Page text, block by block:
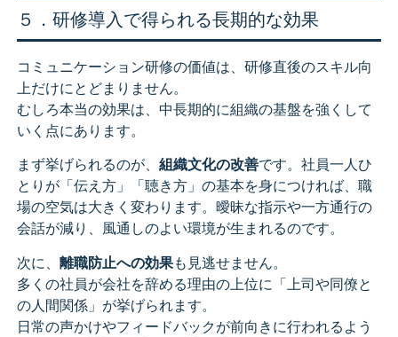
５．研修導入で得られる長期的な効果
コミュニケーション研修の価値は、研修直後のスキル向
上だけにとどまりません。
むしろ本当の効果は、中長期的に組織の基盤を強くして
いく点にあります。
まず挙げられるのが、 組織文化の改善です。社員一人ひ
とりが「伝え方」「聴き方」の基本を身につければ、職
場の空気は大きく変わります。曖昧な指示や一方通行の
会話が減り、風通しのよい環境が生まれるのです。
次に、 離職防止への効果も見逃せません。
多くの社員が会社を辞める理由の上位に「上司や同僚と
の人間関係」が挙げられます。
日常の声かけやフィードバックが前向きに行われるよう